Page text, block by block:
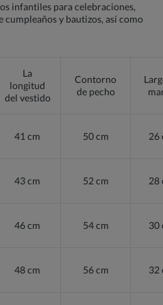
infantiles para celebraciones,
cumpleaños y bautizos, así como
La
longitud
del vestido
Contorno
de pecho
41 cm 50 cm 26
43 cm 52 cm 28
46 cm 54 cm 30
48 cm 56 cm 32